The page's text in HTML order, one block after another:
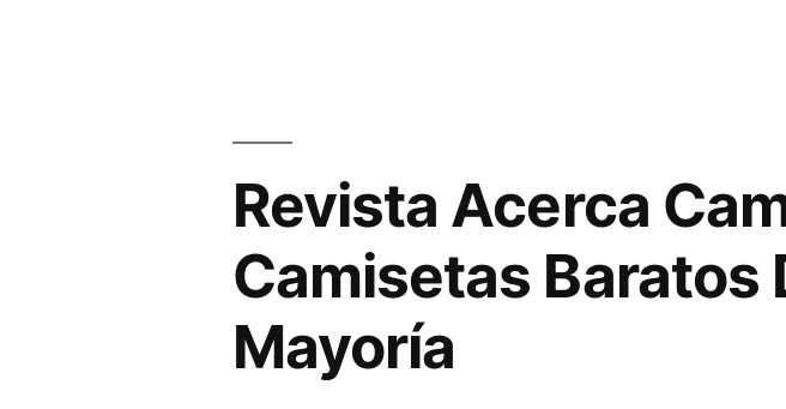
Europa
Eurohoops»
Revista Acerca
Camisetas Baratos
Mayoría